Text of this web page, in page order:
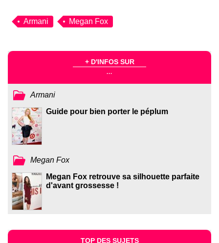
Armani Megan Fox
+ D'INFOS SUR
...
Armani
Guide pour bien porter le péplum
Megan Fox
Megan Fox retrouve sa silhouette parfaite
d'avant grossesse !
TOP DES SUJETS